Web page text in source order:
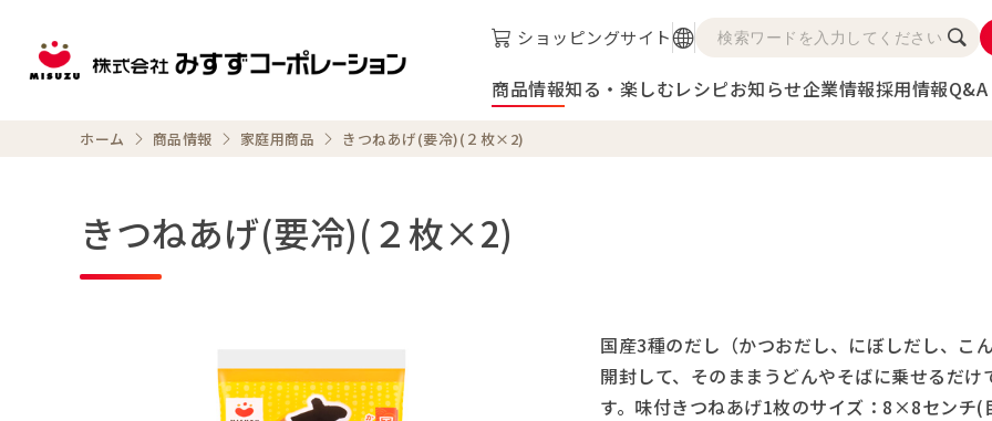
ショッピングサイト
商品情報知る・楽しむレシピお知らせ企業情報採用情報Q&A
ホーム 商品情報 家庭用商品 きつねあげ(要冷)(２枚×2)
きつねあげ(要冷)(２枚×2)
国産3種のだし（かつおだし、にぼしだし、こ
開封して、そのままうどんやそばに乗せるだ
す。味付きつねあげ1枚のサイズ：8×8センチ(